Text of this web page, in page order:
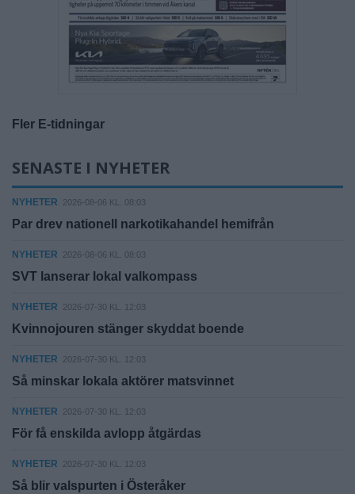
Fler E-tidningar
SENASTE I NYHETER
NYHETER 2026-08-06 KL. 08:03
Par drev nationell narkotikahandel hemifrån
NYHETER 2026-08-06 KL. 08:03
SVT lanserar lokal valkompass
NYHETER 2026-07-30 KL. 12:03
Kvinnojouren stänger skyddat boende
NYHETER 2026-07-30 KL. 12:03
Så minskar lokala aktörer matsvinnet
NYHETER 2026-07-30 KL. 12:03
För få enskilda avlopp åtgärdas
NYHETER 2026-07-30 KL. 12:03
Så blir valspurten i Österåker